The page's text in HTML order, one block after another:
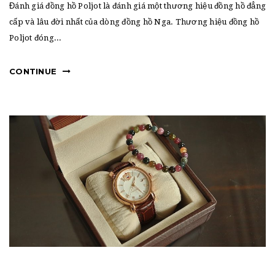
Đánh giá đồng hồ Poljot là đánh giá một thương hiệu đồng hồ đẳng
cấp và lâu đời nhất của dòng đồng hồ Nga. Thương hiệu đồng hồ
Poljot đóng...
CONTINUE